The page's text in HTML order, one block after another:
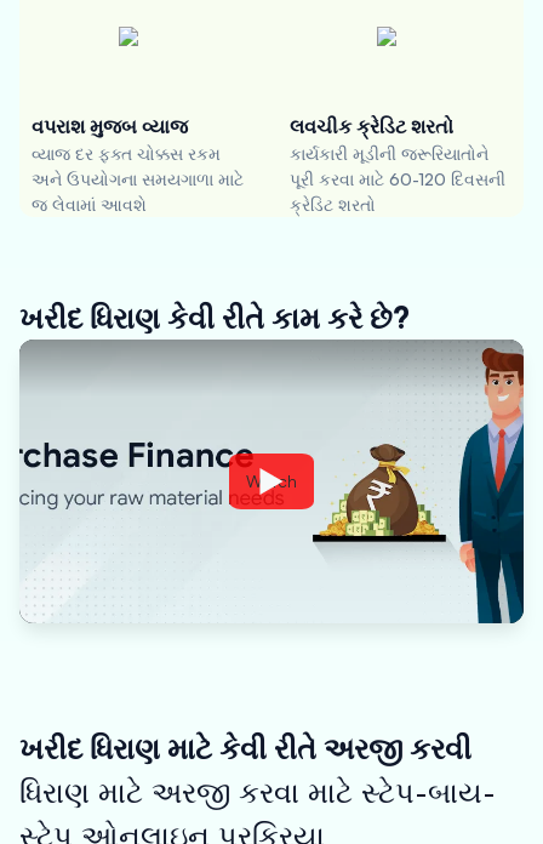
વપરાશ મુજબ વ્યાજ
વ્યાજ દર ફક્ત ચોક્કસ રકમ
અને ઉપયોગના સમયગાળા માટે
જ લેવામાં આવશે
લવચીક ક્રેડિટ શરતો
કાર્યકારી મૂડીની જરૂરિયાતોને
પૂરી કરવા માટે 60-120 દિવસની
ક્રેડિટ શરતો
ખરીદ ધિરાણ કેવી રીતે કામ કરે છે?
Watch
ખરીદ ધિરાણ માટે કેવી રીતે અરજી કરવી
ધિરાણ માટે અરજી કરવા માટે સ્ટેપ-બાય-
સ્ટેપ ઓનલાઇન પ્રક્રિયા